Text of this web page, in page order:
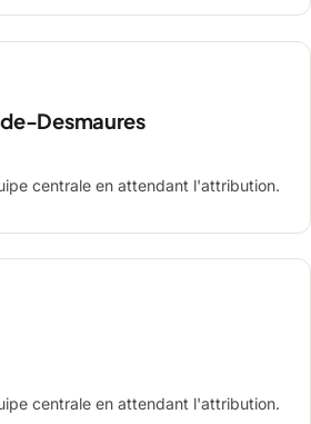
Desmaures
centrale en attendant l'attribution.
centrale en attendant l'attribution.